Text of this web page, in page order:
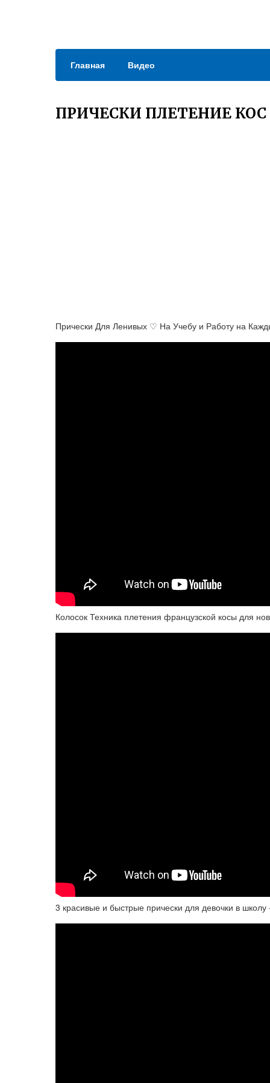
Главная Видео
ПРИЧЕСКИ ПЛЕТЕНИЕ
Прически Для Ленивых ♡ На Учебу и Работу на
Колосок Техника плетения французской косы для
3 красивые и быстрые прически для девочки в школу